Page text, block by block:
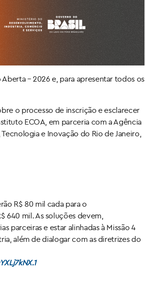
– 2026 e, para apresentar todos os
o processo de inscrição e esclarecer
ECOA, em parceria com a Agência
e Inovação do Rio de Janeiro,
R$ 80 mil cada para o
mil. As soluções devem,
parceiras e estar alinhadas à Missão 4
além de dialogar com as diretrizes do